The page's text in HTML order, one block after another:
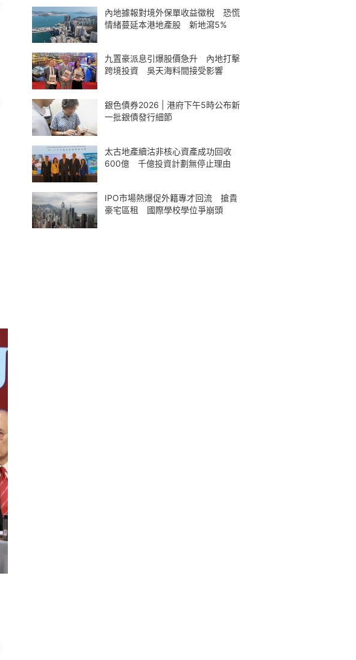
內地據報對境外保單收益徵稅 恐慌
情緒蔓延本港地產股 新地瀉5%
九置豪派息引爆股價急升 內地打擊
跨境投資 吳天海料間接受影響
銀色債券2026 | 港府下午5時公布新
一批銀債發行細節
太古地產續沽非核心資產成功回收
600億 千億投資計劃無停止理由
IPO市場熱爆促外籍專才回流 搶貴
豪宅區租 國際學校學位爭崩頭